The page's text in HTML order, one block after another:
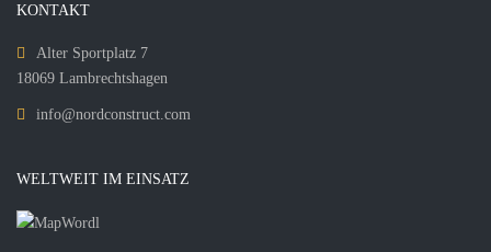
KONTAKT
Alter Sportplatz 7
18069 Lambrechtshagen
info@nordconstruct.com
WELTWEIT IM EINSATZ